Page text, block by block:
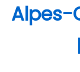
Alpes-